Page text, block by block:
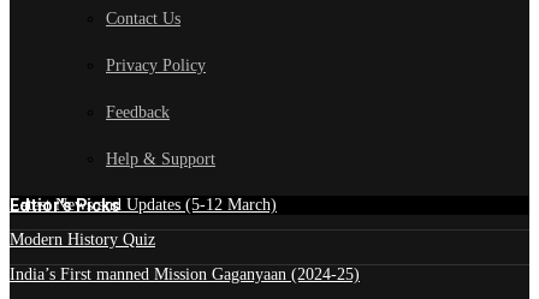
Contact Us
Privacy Policy
Feedback
Help & Support
Edtior's Picks
Latest News and Updates (5-12 March)
Modern History Quiz
India’s First manned Mission Gaganyaan (2024-25)